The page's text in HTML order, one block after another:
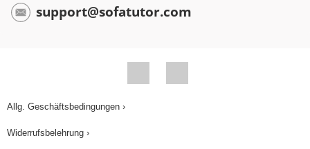
support@sofatutor.com
Allg. Geschäftsbedingungen ›
Widerrufsbelehrung ›